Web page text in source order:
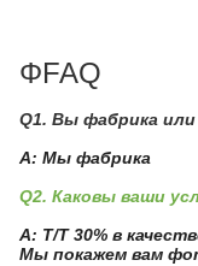
ΦFAQ
Q1. Вы фабрика
A: Мы фабрика
Q2. Каковы ваши
A: T/T 30% в
Мы покажем вам